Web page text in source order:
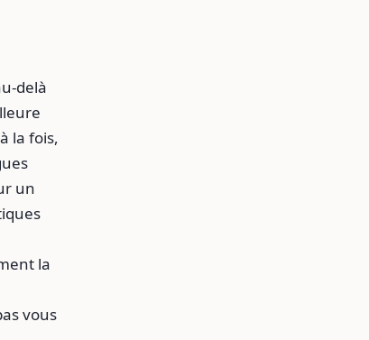
delà
la fois,
un
la
vous